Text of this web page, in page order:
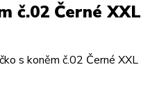
č.02 Černé XXL